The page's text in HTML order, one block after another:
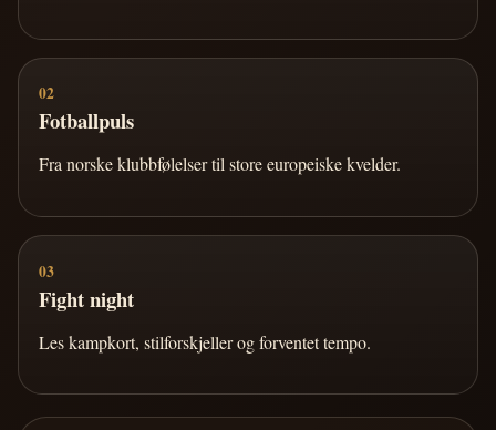
02
Fotballpuls
Fra norske klubbfølelser til store europeiske kvelder.
03
Fight night
Les kampkort, stilforskjeller og forventet tempo.